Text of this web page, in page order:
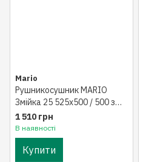
Mario
Рушникосушник MARIO
Змійка 25 525х500 / 500 з
кільцями
1 510 грн
В наявності
Купити